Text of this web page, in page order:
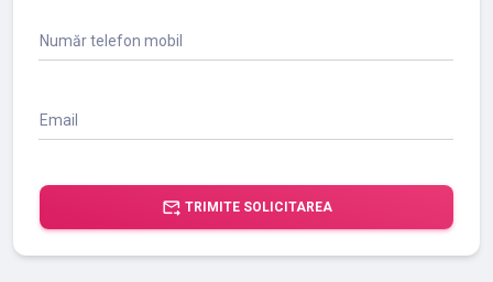
Număr telefon mobil
Email
forward_to_inbox TRIMITE SOLICITAREA